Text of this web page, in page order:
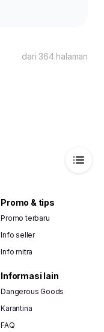
dari 364 halaman
Promo & tips
Promo terbaru
Info seller
Info mitra
Informasi lain
Dangerous Goods
Karantina
FAQ